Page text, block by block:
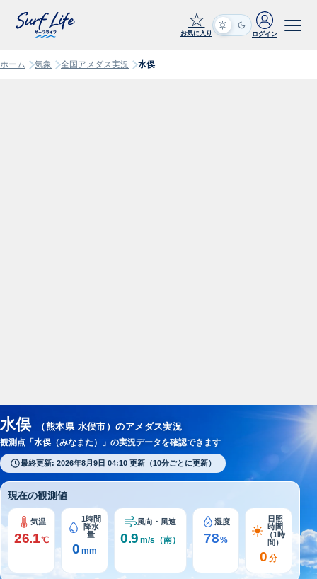
☆
お気に入り ログイン
ホーム 気象 全国アメダス実況 水俣
スポンサーリンク
水俣 （熊本県 水俣市）のアメダス実況
観測点「水俣（みなまた）」の実況データを確認できます
最終更新: 2026年8月9日 04:10 更新（10分ごとに更新）
現在の観測値
気温
26.1 ℃
1時間
降水
量
0 mm
風向・風速
0.9 m/s（南）
湿度
78%
日照
時間
（1時
間）
0 分